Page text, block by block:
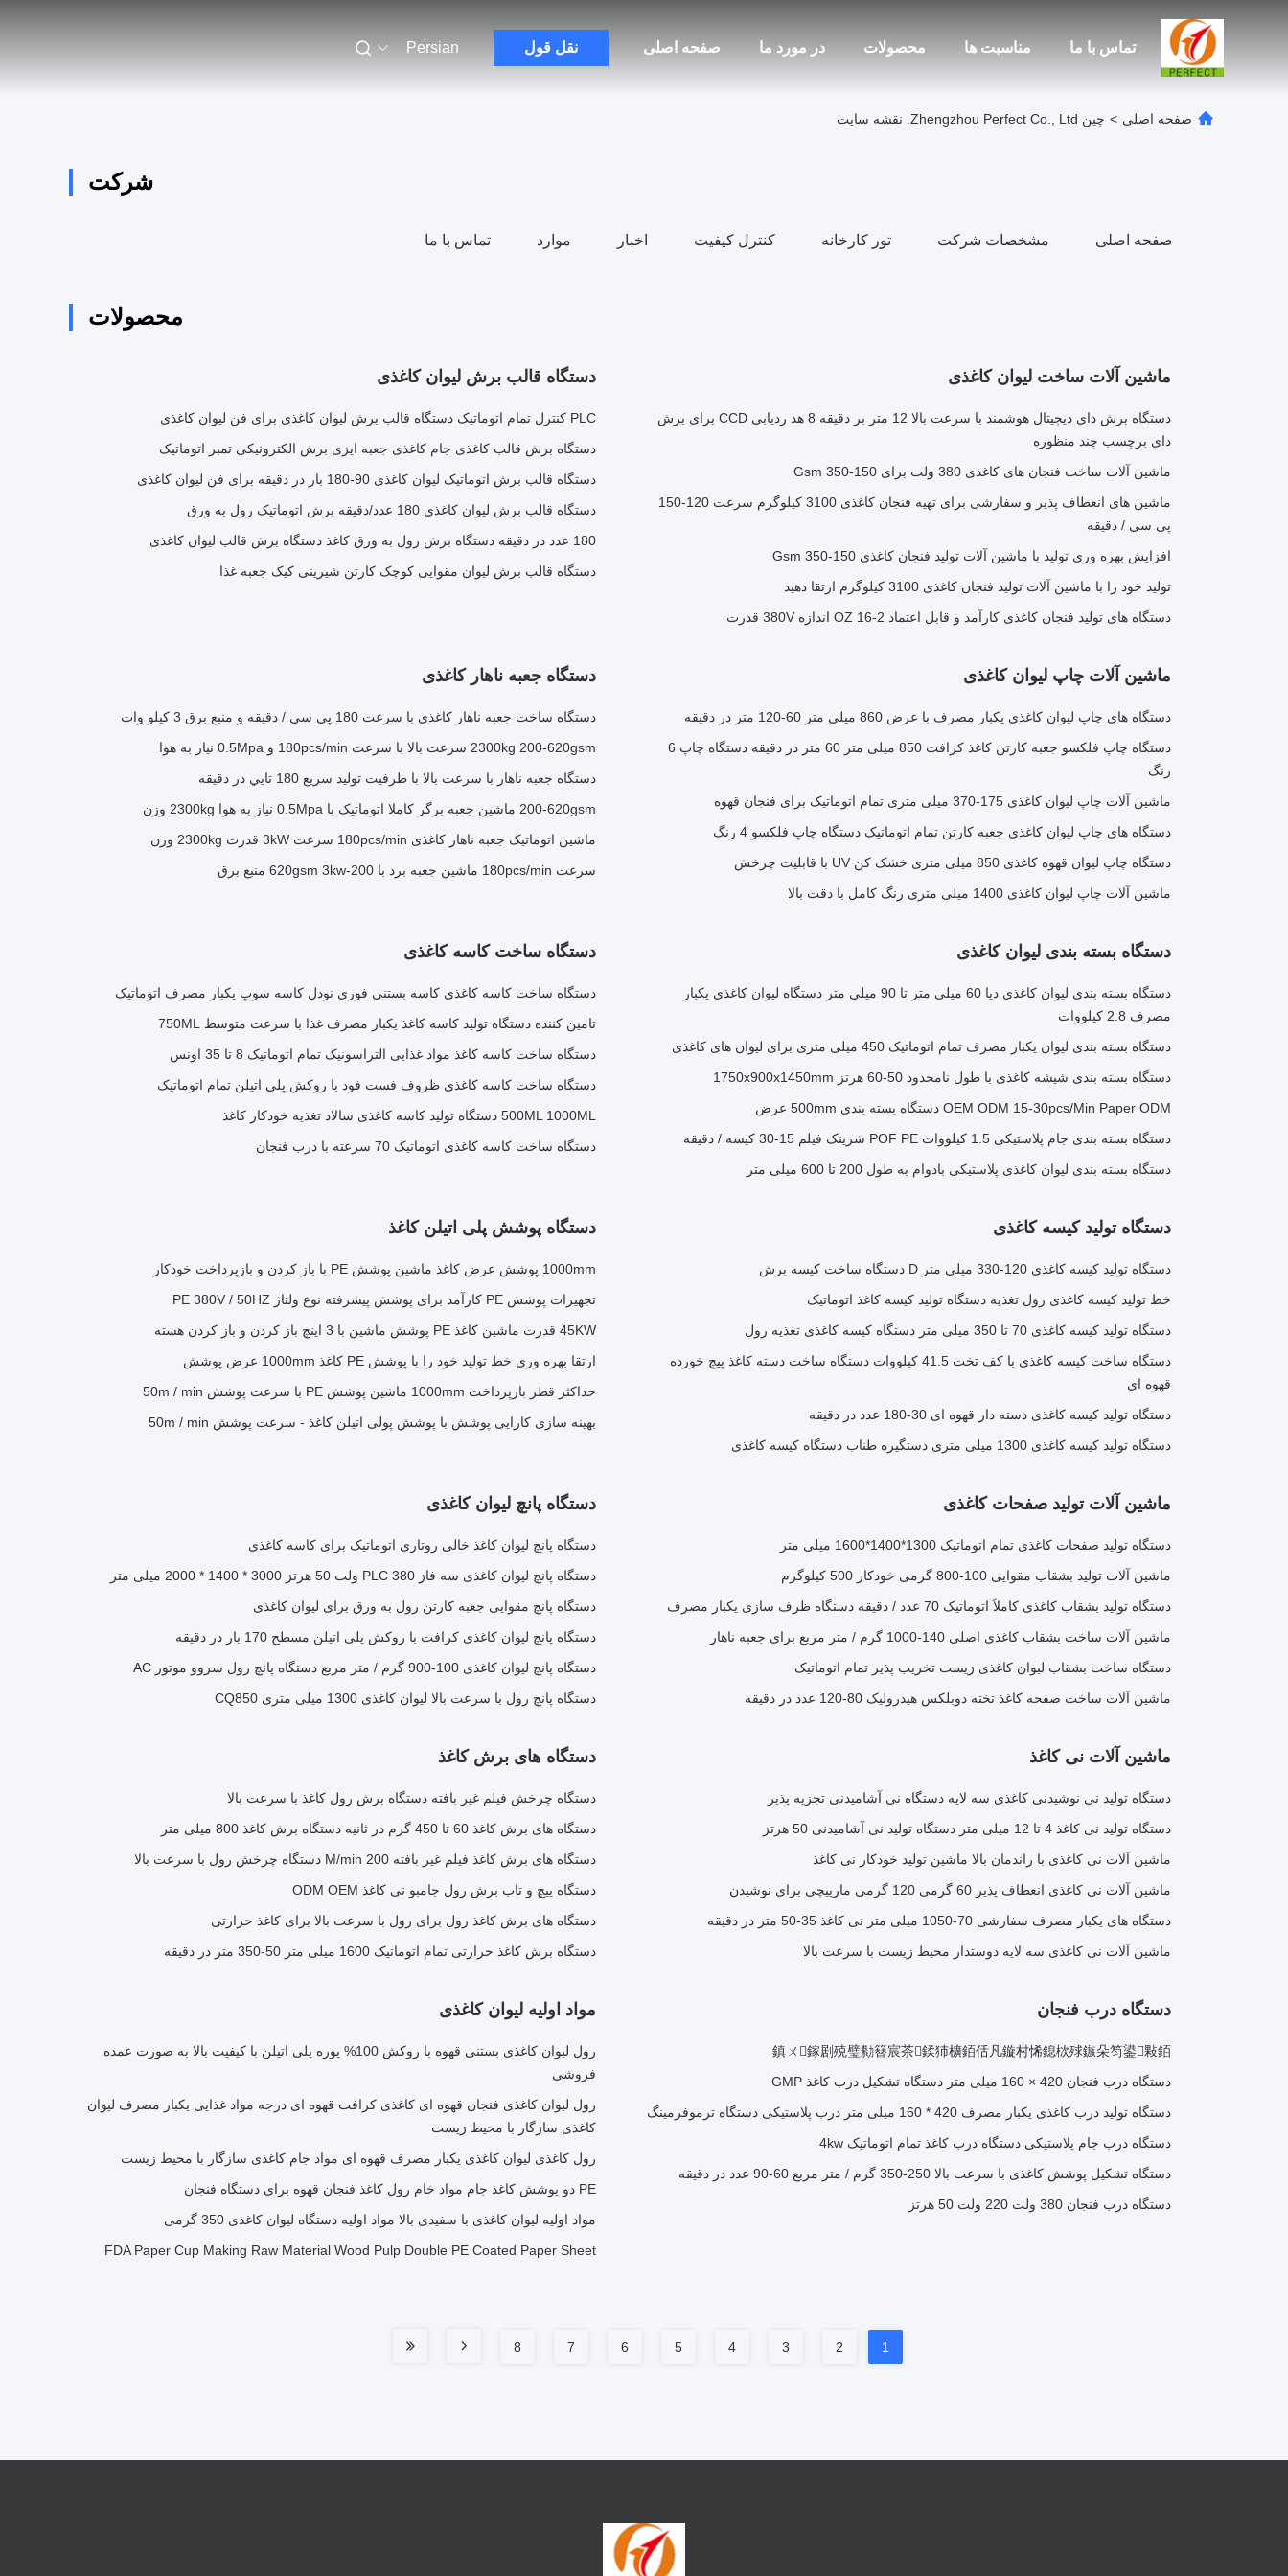
صفحه اصلی در مورد ما محصولات مناسبت ها تماس با ما نقل قول Persian
صفحه اصلی > چین Zhengzhou Perfect Co., Ltd. نقشه سایت
شرکت
صفحه اصلی مشخصات شرکت تور کارخانه کنترل کیفیت اخبار موارد تماس با ما
محصولات
ماشین آلات ساخت لیوان کاغذی
دستگاه برش دای دیجیتال هوشمند با سرعت بالا 12 متر بر دقیقه 8 هد ردیابی CCD برای برش
دای برچسب چند منظوره
ماشین آلات ساخت فنجان های کاغذی 380 ولت برای 150-350 Gsm
ماشین های انعطاف پذیر و سفارشی برای تهیه فنجان کاغذی 3100 کیلوگرم سرعت 120-150
پی سی / دقیقه
افزایش بهره وری تولید با ماشین آلات تولید فنجان کاغذی 150-350 Gsm
تولید خود را با ماشین آلات تولید فنجان کاغذی 3100 کیلوگرم ارتقا دهید
دستگاه های تولید فنجان کاغذی کارآمد و قابل اعتماد 2-16 OZ اندازه 380V قدرت
دستگاه قالب برش لیوان کاغذی
PLC کنترل تمام اتوماتیک دستگاه قالب برش لیوان کاغذی برای فن لیوان کاغذی
دستگاه برش قالب کاغذی جام کاغذی جعبه ایزی برش الکترونیکی تمبر اتوماتیک
دستگاه قالب برش اتوماتیک لیوان کاغذی 90-180 بار در دقیقه برای فن لیوان کاغذی
دستگاه قالب برش لیوان کاغذی 180 عدد/دقیقه برش اتوماتیک رول به ورق
180 عدد در دقیقه دستگاه برش رول به ورق کاغذ دستگاه برش قالب لیوان کاغذی
دستگاه قالب برش لیوان مقوایی کوچک کارتن شیرینی کیک جعبه غذا
ماشین آلات چاپ لیوان کاغذی
دستگاه های چاپ لیوان کاغذی یکبار مصرف با عرض 860 میلی متر 60-120 متر در دقیقه
دستگاه چاپ فلکسو جعبه کارتن کاغذ کرافت 850 میلی متر 60 متر در دقیقه دستگاه چاپ 6
رنگ
ماشین آلات چاپ لیوان کاغذی 175-370 میلی متری تمام اتوماتیک برای فنجان قهوه
دستگاه های چاپ لیوان کاغذی جعبه کارتن تمام اتوماتیک دستگاه چاپ فلکسو 4 رنگ
دستگاه چاپ لیوان قهوه کاغذی 850 میلی متری خشک کن UV با قابلیت چرخش
ماشین آلات چاپ لیوان کاغذی 1400 میلی متری رنگ کامل با دقت بالا
دستگاه جعبه ناهار کاغذی
دستگاه ساخت جعبه ناهار کاغذی با سرعت 180 پی سی / دقیقه و منبع برق 3 کیلو وات
2300kg 200-620gsm سرعت بالا با سرعت 180pcs/min و 0.5Mpa نیاز به هوا
دستگاه جعبه ناهار با سرعت بالا با ظرفيت توليد سريع 180 تايي در دقيقه
200-620gsm ماشین جعبه برگر کاملا اتوماتیک با 0.5Mpa نیاز به هوا 2300kg وزن
ماشین اتوماتیک جعبه ناهار کاغذی 180pcs/min سرعت 3kW قدرت 2300kg وزن
سرعت 180pcs/min ماشین جعبه برد با 200-620gsm 3kw منبع برق
دستگاه بسته بندی لیوان کاغذی
دستگاه بسته بندی لیوان کاغذی دیا 60 میلی متر تا 90 میلی متر دستگاه لیوان کاغذی یکبار
مصرف 2.8 کیلووات
دستگاه بسته بندی لیوان یکبار مصرف تمام اتوماتیک 450 میلی متری برای لیوان های کاغذی
دستگاه بسته بندی شیشه کاغذی با طول نامحدود 50-60 هرتز 1750x900x1450mm
OEM ODM 15-30pcs/Min Paper ODM دستگاه بسته بندی 500mm عرض
دستگاه بسته بندی جام پلاستیکی 1.5 کیلووات POF PE شرینک فیلم 15-30 کیسه / دقیقه
دستگاه بسته بندی لیوان کاغذی پلاستیکی بادوام به طول 200 تا 600 میلی متر
دستگاه ساخت کاسه کاغذی
دستگاه ساخت کاسه کاغذی کاسه بستنی فوری نودل کاسه سوپ یکبار مصرف اتوماتیک
تامین کننده دستگاه تولید کاسه کاغذ یکبار مصرف غذا با سرعت متوسط ​​750ML
دستگاه ساخت کاسه کاغذ مواد غذایی التراسونیک تمام اتوماتیک 8 تا 35 اونس
دستگاه ساخت کاسه کاغذی ظروف فست فود با روکش پلی اتیلن تمام اتوماتیک
500ML 1000ML دستگاه تولید کاسه کاغذی سالاد تغذیه خودکار کاغذ
دستگاه ساخت کاسه کاغذی اتوماتیک 70 سرعته با درب فنجان
دستگاه تولید کیسه کاغذی
دستگاه تولید کیسه کاغذی 120-330 میلی متر D دستگاه ساخت کیسه برش
خط تولید کیسه کاغذی رول تغذیه دستگاه تولید کیسه کاغذ اتوماتیک
دستگاه تولید کیسه کاغذی 70 تا 350 میلی متر دستگاه کیسه کاغذی تغذیه رول
دستگاه ساخت کیسه کاغذی با کف تخت 41.5 کیلووات دستگاه ساخت دسته کاغذ پیچ خورده
قهوه ای
دستگاه تولید کیسه کاغذی دسته دار قهوه ای 30-180 عدد در دقیقه
دستگاه تولید کیسه کاغذی 1300 میلی متری دستگیره طناب دستگاه کیسه کاغذی
دستگاه پوشش پلی اتیلن کاغذ
1000mm پوشش عرض کاغذ ماشین پوشش PE با باز کردن و بازپرداخت خودکار
تجهیزات پوشش PE کارآمد برای پوشش پیشرفته نوع ولتاژ PE 380V / 50HZ
45KW قدرت ماشین کاغذ PE پوشش ماشین با 3 اینچ باز کردن و باز کردن هسته
ارتقا بهره وری خط تولید خود را با پوشش PE کاغذ 1000mm عرض پوشش
حداکثر قطر بازپرداخت 1000mm ماشین پوشش PE با سرعت پوشش 50m / min
بهینه سازی کارایی پوشش با پوشش پولی اتیلن کاغذ - سرعت پوشش 50m / min
ماشین آلات تولید صفحات کاغذی
دستگاه تولید صفحات کاغذی تمام اتوماتیک 1300*1400*1600 میلی متر
ماشین آلات تولید بشقاب مقوایی 100-800 گرمی خودکار 500 کیلوگرم
دستگاه تولید بشقاب کاغذی کاملاً اتوماتیک 70 عدد / دقیقه دستگاه ظرف سازی یکبار مصرف
ماشین آلات ساخت بشقاب کاغذی اصلی 140-1000 گرم / متر مربع برای جعبه ناهار
دستگاه ساخت بشقاب لیوان کاغذی زیست تخریب پذیر تمام اتوماتیک
ماشین آلات ساخت صفحه کاغذ تخته دوبلکس هیدرولیک 80-120 عدد در دقیقه
دستگاه پانچ لیوان کاغذی
دستگاه پانچ لیوان کاغذ خالی روتاری اتوماتیک برای کاسه کاغذی
دستگاه پانچ لیوان کاغذی سه فاز PLC 380 ولت 50 هرتز 3000 * 1400 * 2000 میلی متر
دستگاه پانچ مقوایی جعبه کارتن رول به ورق برای لیوان کاغذی
دستگاه پانچ لیوان کاغذی کرافت با روکش پلی اتیلن مسطح 170 بار در دقیقه
دستگاه پانچ لیوان کاغذی 100-900 گرم / متر مربع دستگاه پانچ رول سروو موتور AC
دستگاه پانچ رول با سرعت بالا لیوان کاغذی 1300 میلی متری CQ850
ماشین آلات نی کاغذ
دستگاه تولید نی نوشیدنی کاغذی سه لایه دستگاه نی آشامیدنی تجزیه پذیر
دستگاه تولید نی کاغذ 4 تا 12 میلی متر دستگاه تولید نی آشامیدنی 50 هرتز
ماشین آلات نی کاغذی با راندمان بالا ماشین تولید خودکار نی کاغذ
ماشین آلات نی کاغذی انعطاف پذیر 60 گرمی 120 گرمی مارپیچی برای نوشیدن
دستگاه های یکبار مصرف سفارشی 70-1050 میلی متر نی کاغذ 35-50 متر در دقیقه
ماشین آلات نی کاغذی سه لایه دوستدار محیط زیست با سرعت بالا
دستگاه های برش کاغذ
دستگاه چرخش فیلم غیر بافته دستگاه برش رول کاغذ با سرعت بالا
دستگاه های برش کاغذ 60 تا 450 گرم در ثانیه دستگاه برش کاغذ 800 میلی متر
دستگاه های برش کاغذ فیلم غیر بافته 200 M/min دستگاه چرخش رول با سرعت بالا
دستگاه پیچ و تاب برش رول جامبو نی کاغذ ODM OEM
دستگاه های برش کاغذ رول برای رول با سرعت بالا برای کاغذ حرارتی
دستگاه برش کاغذ حرارتی تمام اتوماتیک 1600 میلی متر 50-350 متر در دقیقه
دستگاه درب فنجان
鎮ㄨ鎵剧殑璧勬簮宸茶鍒犻櫎銆佸凡鏇村悕鎴栨殏鏃朵笉鍙敤銆
دستگاه درب فنجان 420 × 160 میلی متر دستگاه تشکیل درب کاغذ GMP
دستگاه تولید درب کاغذی یکبار مصرف 420 * 160 میلی متر درب پلاستیکی دستگاه ترموفرمینگ
دستگاه درب جام پلاستیکی دستگاه درب کاغذ تمام اتوماتیک 4kw
دستگاه تشکیل پوشش کاغذی با سرعت بالا 250-350 گرم / متر مربع 60-90 عدد در دقیقه
دستگاه درب فنجان 380 ولت 220 ولت 50 هرتز
مواد اولیه لیوان کاغذی
رول لیوان کاغذی بستنی قهوه با روکش 100% پوره پلی اتیلن با کیفیت بالا به صورت عمده
فروشی
رول لیوان کاغذی فنجان قهوه ای کاغذی کرافت قهوه ای درجه مواد غذایی یکبار مصرف لیوان
کاغذی سازگار با محیط زیست
رول کاغذی لیوان کاغذی یکبار مصرف قهوه ای مواد جام کاغذی سازگار با محیط زیست
PE دو پوشش کاغذ جام مواد خام رول کاغذ فنجان قهوه برای دستگاه فنجان
مواد اولیه لیوان کاغذی با سفیدی بالا مواد اولیه دستگاه لیوان کاغذی 350 گرمی
FDA Paper Cup Making Raw Material Wood Pulp Double PE Coated Paper Sheet
1
2
3
4
5
6
7
8